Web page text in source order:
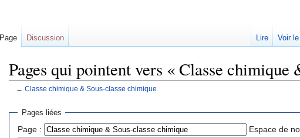
Pages qui pointent vers « Classe chimique
← Classe chimique & Sous-classe chimique
Pages liées
Page :
Espace de
Page Discussion Lire Voir